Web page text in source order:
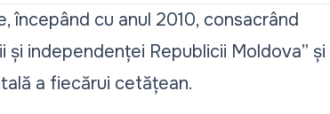
începând cu anul 2010, consacrând
și independenței Republicii Moldova” și
a fiecărui cetățean.